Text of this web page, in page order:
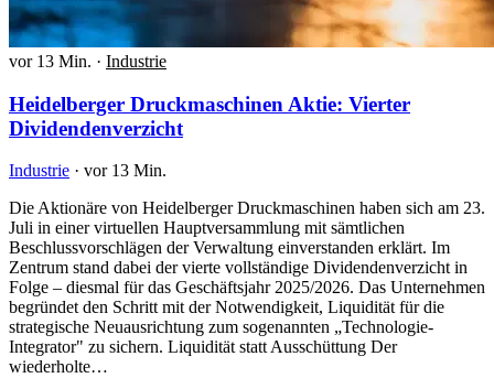
vor 13 Min. · Industrie
Heidelberger Druckmaschinen Aktie: Vierter
Dividendenverzicht
Industrie · vor 13 Min.
Die Aktionäre von Heidelberger Druckmaschinen haben sich am 23.
Juli in einer virtuellen Hauptversammlung mit sämtlichen
Beschlussvorschlägen der Verwaltung einverstanden erklärt. Im
Zentrum stand dabei der vierte vollständige Dividendenverzicht in
Folge – diesmal für das Geschäftsjahr 2025/2026. Das Unternehmen
begründet den Schritt mit der Notwendigkeit, Liquidität für die
strategische Neuausrichtung zum sogenannten „Technologie-
Integrator" zu sichern. Liquidität statt Ausschüttung Der
wiederholte…